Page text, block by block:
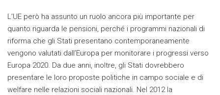
L’UE però ha assunto un ruolo ancora più importante per
quanto riguarda le pensioni, perché i programmi nazionali di
riforma che gli Stati presentano contemporaneamente
vengono valutati dall’Europa per monitorare i progressi verso
Europa 2020. Da due anni, inoltre, gli Stati dovrebbero
presentare le loro proposte politiche in campo sociale e di
welfare nelle relazioni sociali nazionali. Nel 2012 la